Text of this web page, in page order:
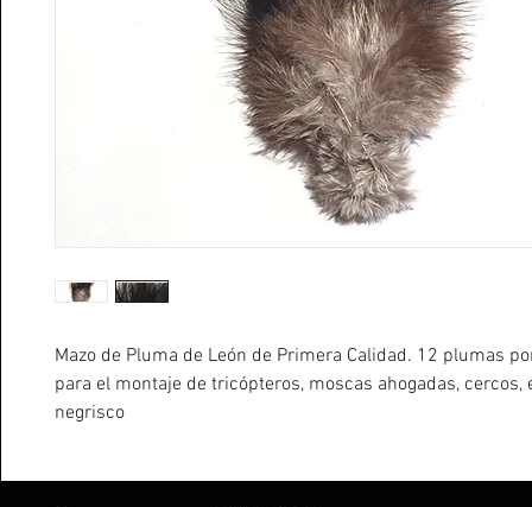
Mazo de Pluma de León de Primera Calidad. 12 plumas
para el montaje de tricópteros, moscas ahogadas, cercos,
negrisco